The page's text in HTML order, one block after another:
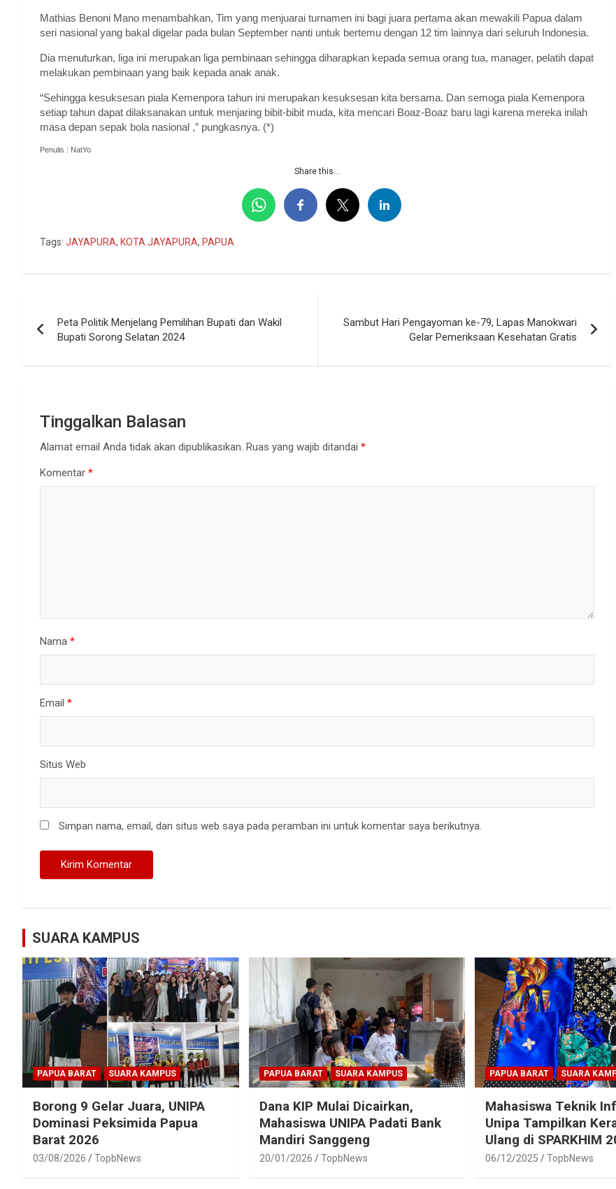
Mathias Benoni Mano menambahkan, Tim yang menjuarai turnamen ini bagi juara pertama akan mewakili Papua dalam
seri nasional yang bakal digelar pada bulan September nanti untuk bertemu dengan 12 tim lainnya dari seluruh Indonesia.
Dia menuturkan, liga ini merupakan liga pembinaan sehingga diharapkan kepada semua orang tua, manager, pelatih dapat
melakukan pembinaan yang baik kepada anak anak.
“Sehingga kesuksesan piala Kemenpora tahun ini merupakan kesuksesan kita bersama. Dan semoga piala Kemenpora
setiap tahun dapat dilaksanakan untuk menjaring bibit-bibit muda, kita mencari Boaz-Boaz baru lagi karena mereka inilah
masa depan sepak bola nasional ,” pungkasnya. (*)
Penulis : NatYo
Share this...
Tags: JAYAPURA, KOTA JAYAPURA, PAPUA
pos
Peta Politik Menjelang Pemilihan Bupati dan Wakil
Bupati Sorong Selatan 2024
Sambut Hari Pengayoman ke-79, Lapas Manokwari
Gelar Pemeriksaan Kesehatan Gratis
Tinggalkan Balasan
Alamat email Anda tidak akan dipublikasikan. Ruas yang wajib ditandai *
Komentar *
Nama *
Email *
Situs Web
Simpan nama, email, dan situs web saya pada peramban ini untuk komentar saya berikutnya.
SUARA KAMPUS
PAPUA BARAT SUARA KAMPUS
Borong 9 Gelar Juara, UNIPA
Dominasi Peksimida Papua
Barat 2026
03/08/2026 TopbNews
PAPUA BARAT SUARA KAMPUS
Dana KIP Mulai Dicairkan,
Mahasiswa UNIPA Padati Bank
Mandiri Sanggeng
20/01/2026 TopbNews
PAPUA BARAT SUARA
Mahasiswa Teknik
Unipa Tampilkan
Ulang di SPARKHIM
06/12/2025 TopbNews